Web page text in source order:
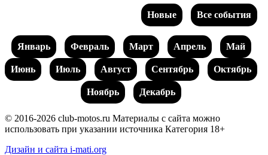
Новые
Все события
Январь Февраль Март Апрель Май
Июнь Июль Август Сентябрь Октябрь
Ноябрь Декабрь
© 2016-2026 club-motos.ru Материалы с сайта можно
использовать при указании источника Категория 18+
Дизайн и сайта i-mati.org